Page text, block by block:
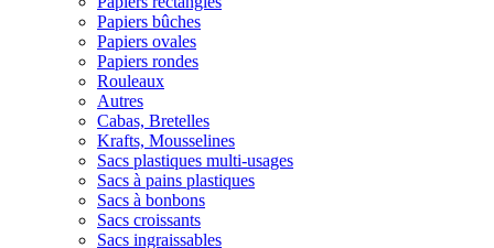
Papiers bûches
Papiers ovales
Papiers rondes
Rouleaux
Autres
Cabas, Bretelles
Krafts, Mousselines
Sacs plastiques multi-usages
Sacs à pains plastiques
Sacs à bonbons
Sacs croissants
Sacs ingraissables